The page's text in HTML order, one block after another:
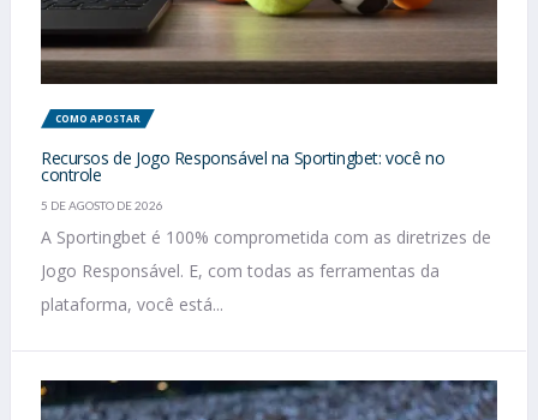
COMO APOSTAR
Recursos de Jogo Responsável na Sportingbet: você no
controle
5 DE AGOSTO DE 2026
A Sportingbet é 100% comprometida com as diretrizes de
Jogo Responsável. E, com todas as ferramentas da
plataforma, você está...